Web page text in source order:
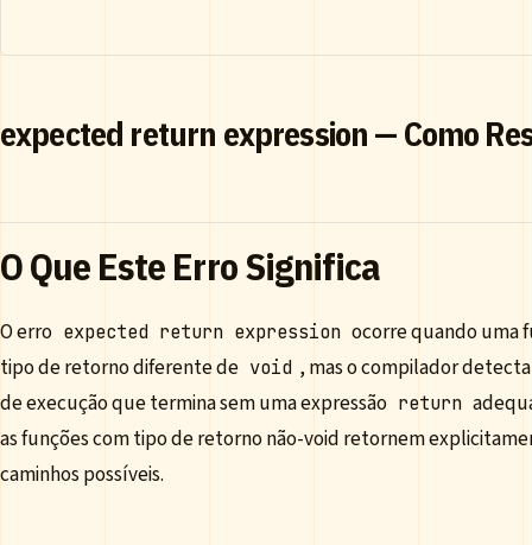
expected return expression — Como
O Que Este Erro Significa
O erro expected return expression ocorre quando uma
tipo de retorno diferente de void , mas o compilador
de execução que termina sem uma expressão return
as funções com tipo de retorno não-void retornem
caminhos possíveis.